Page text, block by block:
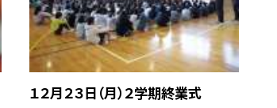
１２月２３日（月）２学期終業式